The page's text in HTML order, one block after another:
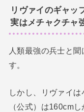
リヴァイのギャッ
実はメチャクチャ
人類最強の兵士と
す。
しかし、リヴァイ
（公式）は160cmし